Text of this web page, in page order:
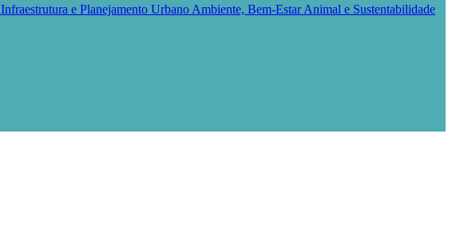
Infraestrutura e Planejamento Urbano Ambiente, Bem-Estar Animal e Sustentabilidade